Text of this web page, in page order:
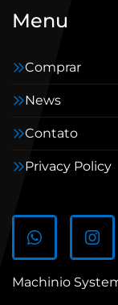
Menu
Comprar
News
Contato
Privacy Policy
whatsapp
Machinio